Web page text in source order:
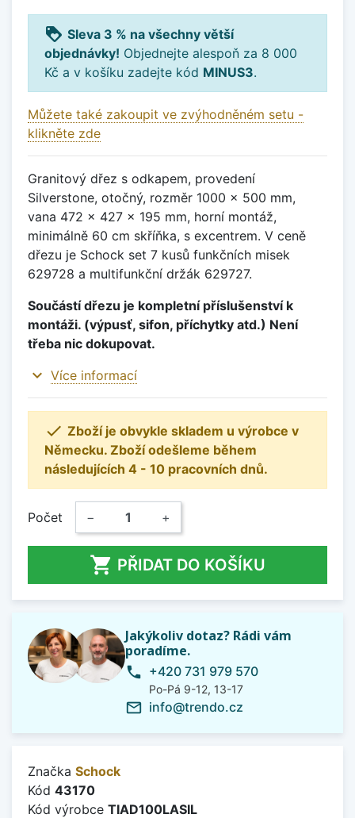
loyalty Sleva 3 % na všechny větší
objednávky! Objednejte alespoň za 8 000
Kč a v košíku zadejte kód MINUS3.
Můžete také zakoupit ve zvýhodněném setu -
klikněte zde
Granitový dřez s odkapem, provedení
Silverstone, otočný, rozměr 1000 x 500 mm,
vana 472 x 427 x 195 mm, horní montáž,
minimálně 60 cm skříňka, s excentrem. V ceně
dřezu je Schock set 7 kusů funkčních misek
629728 a multifunkční držák 629727.
Součástí dřezu je kompletní příslušenství k
montáži. (výpusť, sifon, příchytky atd.) Není
třeba nic dokupovat.
expand_more Více informací
 Zboží je obvykle skladem u výrobce v
Německu. Zboží odešleme během
následujících 4 - 10 pracovních dnů.
Počet − +
 PŘIDAT DO KOŠÍKU
Jakýkoliv dotaz? Rádi vám
poradíme.
phone +420 731 979 570
Po-Pá 9-12, 13-17
mail_outline info@trendo.cz
Značka Schock
Kód 43170
Kód výrobce TIAD100LASIL